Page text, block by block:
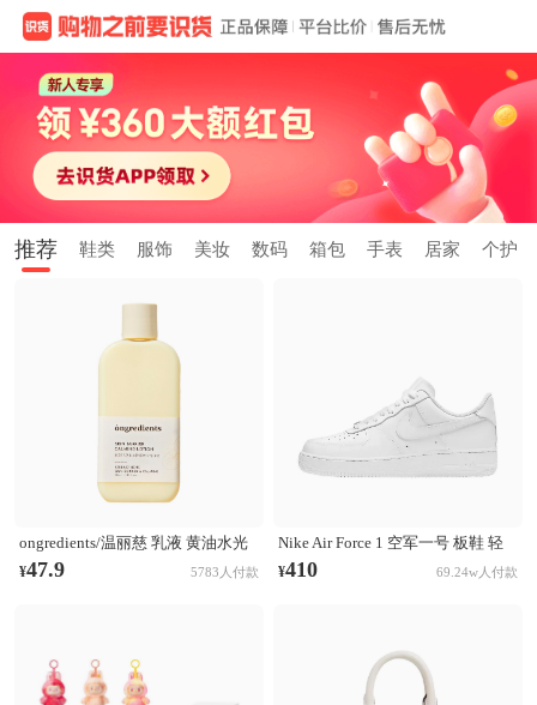
推荐 鞋类 服饰 美妆 数码 箱包 手表 居家 个护
ongredients/温丽慈 乳液 黄油水光
妆前乳液 舒缓肌肤 修护保湿
¥47.9 5783人付款
Nike Air Force 1 空军一号 板鞋 轻
便舒适百搭耐磨防滑复古 White 纯
¥410 69.24w人付款